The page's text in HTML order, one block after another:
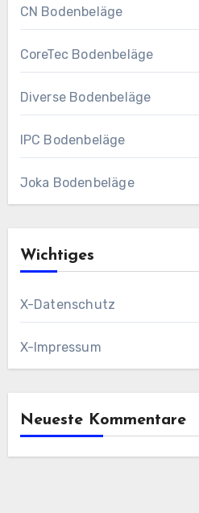
CN Bodenbeläge
CoreTec Bodenbeläge
Diverse Bodenbeläge
IPC Bodenbeläge
Joka Bodenbeläge
Wichtiges
X-Datenschutz
X-Impressum
Neueste Kommentare